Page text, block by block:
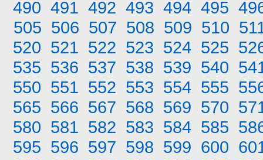
490 491 492 493 494 495
505 506 507 508 509 510
520 521 522 523 524 525
535 536 537 538 539 540
550 551 552 553 554 555
565 566 567 568 569 570
580 581 582 583 584 585
595 596 597 598 599 600